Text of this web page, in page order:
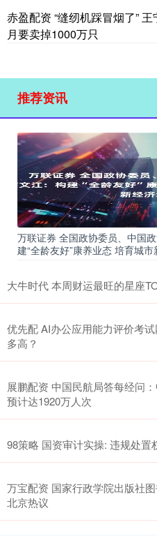
赤盈配资 “缝纫机踩冒烟了”
月要卖掉1000万只
推荐资讯
万联证券 全国政协委员、中国
建“全龄友好”康养业态 培育城
大牛时代 本周财运最旺的星座
优先配 AI办公应用能力评价考
多高？
展鹏配资 中国民航局答每经问
预计达1920万人次
98策略 国资审计实操: 违规处置
万宝配资 国家行政学院出版社
北京热议